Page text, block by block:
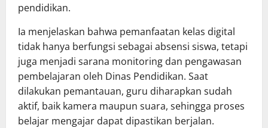
pendidikan.
Ia menjelaskan bahwa pemanfaatan kelas digital
tidak hanya berfungsi sebagai absensi siswa, tetapi
juga menjadi sarana monitoring dan pengawasan
pembelajaran oleh Dinas Pendidikan. Saat
dilakukan pemantauan, guru diharapkan sudah
aktif, baik kamera maupun suara, sehingga proses
belajar mengajar dapat dipastikan berjalan.